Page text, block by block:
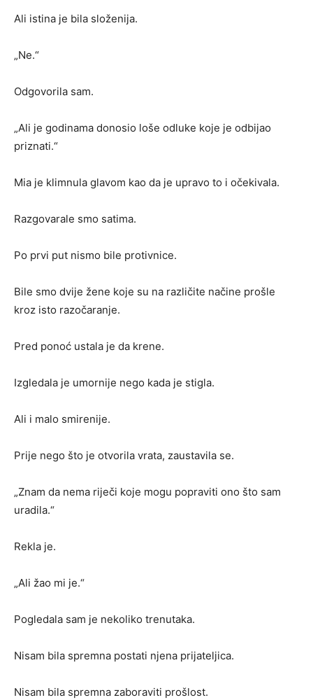
Ali istina je bila složenija.
„Ne.“
Odgovorila sam.
„Ali je godinama donosio loše odluke koje je odbijao
priznati.“
Mia je klimnula glavom kao da je upravo to i očekivala.
Razgovarale smo satima.
Po prvi put nismo bile protivnice.
Bile smo dvije žene koje su na različite načine prošle
kroz isto razočaranje.
Pred ponoć ustala je da krene.
Izgledala je umornije nego kada je stigla.
Ali i malo smirenije.
Prije nego što je otvorila vrata, zaustavila se.
„Znam da nema riječi koje mogu popraviti ono što sam
uradila.“
Rekla je.
„Ali žao mi je.“
Pogledala sam je nekoliko trenutaka.
Nisam bila spremna postati njena prijateljica.
Nisam bila spremna zaboraviti prošlost.